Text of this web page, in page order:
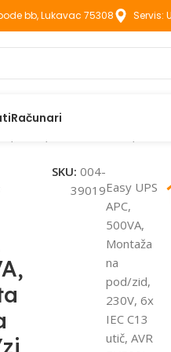
bb, Lukavac 75308 Servis:
Računari
SKU: 004-
39019Easy UPS
APC,
500VA,
Montaža
na
pod/zid,
230V, 6x
IEC C13
utič, AVR